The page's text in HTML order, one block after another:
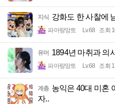
지식 강화도 한 사찰에
파아랑망토 Lv.68 조회
유머 1894년 마취과 의
파아랑망토 Lv.68 조회
계층 농익은 40대 미혼
자..